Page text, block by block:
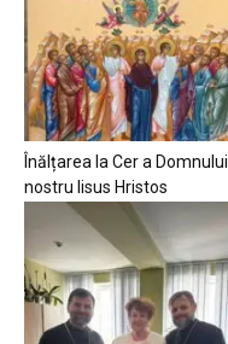
Înălțarea la Cer a Domnului
nostru Iisus Hristos